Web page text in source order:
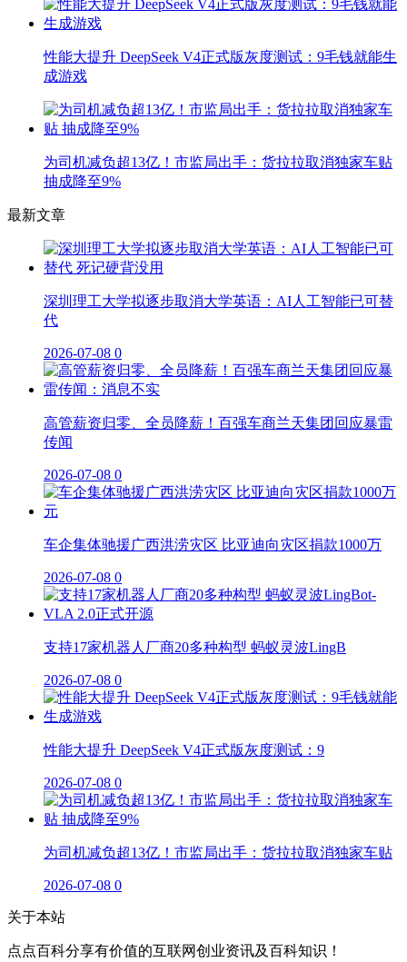
性能大提升 DeepSeek V4正式版灰度测试：9毛钱就能生
成游戏
为司机减负超13亿！市监局出手：货拉拉取消独家车贴
抽成降至9%
最新文章
深圳理工大学拟逐步取消大学英语：AI人工智能已可替
代
2026-07-08 0
高管薪资归零、全员降薪！百强车商兰天集团回应暴雷
传闻
2026-07-08 0
车企集体驰援广西洪涝灾区 比亚迪向灾区捐款1000万
2026-07-08 0
支持17家机器人厂商20多种构型 蚂蚁灵波LingB
2026-07-08 0
性能大提升 DeepSeek V4正式版灰度测试：9
2026-07-08 0
为司机减负超13亿！市监局出手：货拉拉取消独家车贴
2026-07-08 0
关于本站
点点百科分享有价值的互联网创业资讯及百科知识！